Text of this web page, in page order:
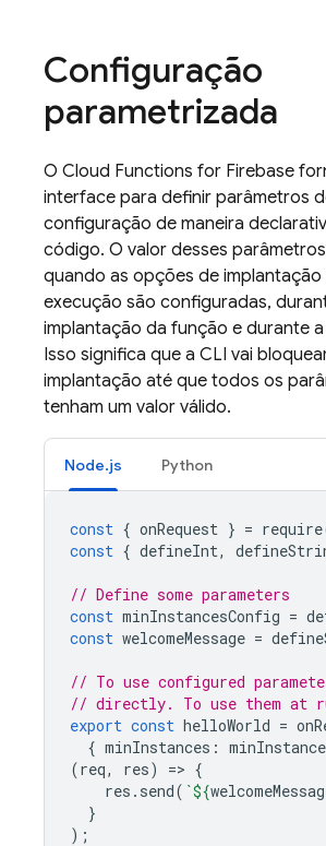
Configuração
parametrizada
O Cloud Functions for Firebase
interface para definir parâmetros
configuração de maneira
código. O valor desses
quando as opções de implantação
execução são configuradas,
implantação da função e durante
Isso significa que a CLI vai
implantação até que todos os
tenham um valor válido.
Node.js Python
const { onRequest } = require
const { defineInt,
// Define some parameters
const minInstancesConfig =
const welcomeMessage =
// To use configured
// directly. To use them at
export const helloWorld =
{ minInstances :
(req, res) => {
res . send( `${
}
);